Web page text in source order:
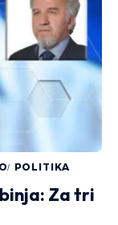
POLITIKA
Za tri